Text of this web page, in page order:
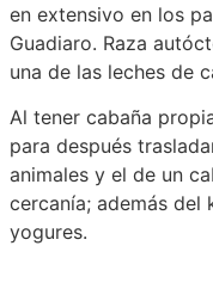
en extensivo en los
Guadiaro. Raza
una de las leches de
Al tener cabaña
para después
animales y el de un
cercanía; además
yogures.